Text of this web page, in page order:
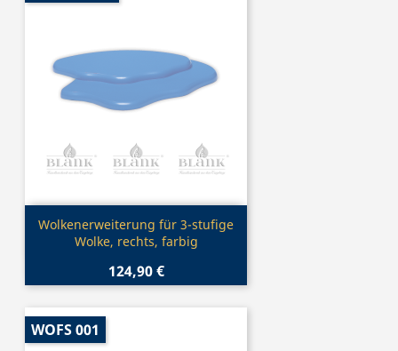
Vorschau
Wolkenerweiterung für 3-stufige
Wolke, rechts, farbig
124,90 €
WOFS 001